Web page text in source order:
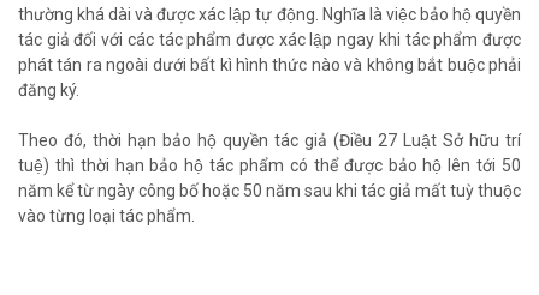
thường khá dài và được xác lập tự động. Nghĩa là việc bảo hộ quyền
tác giả đối với các tác phẩm được xác lập ngay khi tác phẩm được
phát tán ra ngoài dưới bất kì hình thức nào và không bắt buộc phải
đăng ký.
Theo đó, thời hạn bảo hộ quyền tác giả (Điều 27 Luật Sở hữu trí
tuệ) thì thời hạn bảo hộ tác phẩm có thể được bảo hộ lên tới 50
năm kể từ ngày công bố hoặc 50 năm sau khi tác giả mất tuỳ thuộc
vào từng loại tác phẩm.